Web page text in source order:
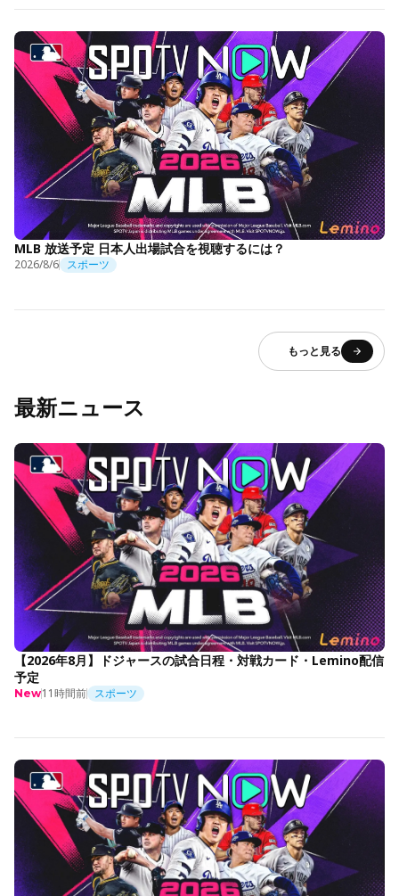
MLB 放送予定 日本人出場試合を視聴するには？
2026/8/6 スポーツ
もっと見る
最新ニュース
【2026年8月】ドジャースの試合日程・対戦カード・Lemino配信
予定
New11時間前 スポーツ